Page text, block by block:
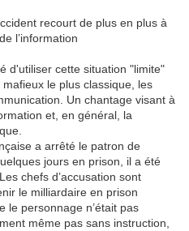
recourt de plus en plus à
l’information
d'utiliser cette situation "limite"
le plus classique, les
Un chantage visant à
et, en général, la
a arrêté le patron de
jours en prison, il a été
chefs d’accusation sont
le milliardaire en prison
le personnage n’était pas
même pas sans instruction,